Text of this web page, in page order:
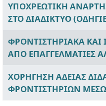
ΥΠΟΧΡΕΩΤΙΚΗ
ΣΤΟ ΔΙΑΔΙΚΤΥΟ
ΦΡΟΝΤΙΣΤΗΡΙΑΚΑ ΚΑΙ
ΑΠΟ ΕΠΑΓΓΕΛΜΑΤΙΕΣ
ΧΟΡΗΓΗΣΗ ΑΔΕΙΑΣ
ΦΡΟΝΤΙΣΤΗΡΙΩΝ ΜΕΣΩ